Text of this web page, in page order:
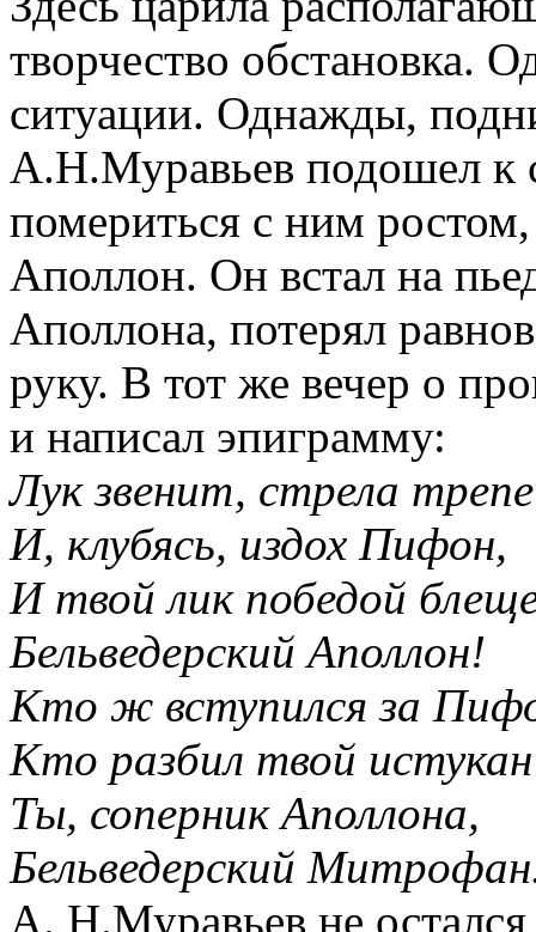
творчество обстановка.
ситуации. Однажды,
А.Н.Муравьев подошел к
помериться с ним
Аполлон. Он встал на
Аполлона, потерял
руку. В тот же вечер о
и написал эпиграмму:
Лук звенит, стрела
И, клубясь, издох Пифон,
И твой лик победой
Бельведерский Аполлон!
Кто ж вступился за
Кто разбил твой
Ты, соперник Аполлона,
Бельведерский
А. Н.Муравьев не остался